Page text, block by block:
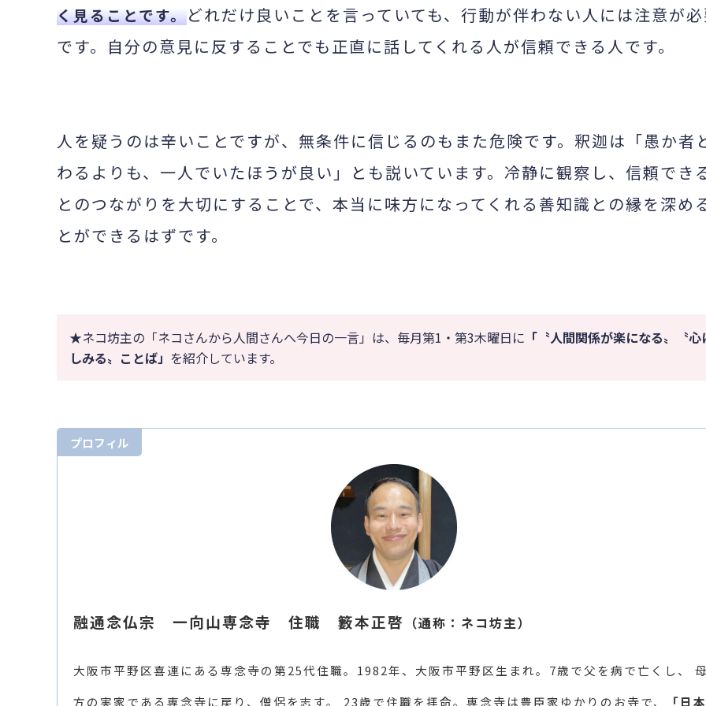
く見ることです。どれだけ良いことを言っていても、行動が伴わない人には注意が必
です。自分の意見に反することでも正直に話してくれる人が信頼できる人です。
人を疑うのは辛いことですが、無条件に信じるのもまた危険です。釈迦は「愚か者
わるよりも、一人でいたほうが良い」とも説いています。冷静に観察し、信頼でき
とのつながりを大切にすることで、本当に味方になってくれる善知識との縁を深め
とができるはずです。
★ネコ坊主の「ネコさんから人間さんへ今日の一言」は、毎月第1・第3木曜日に 「〝人間関係が楽になる〟〝心
しみる〟ことば」 を紹介しています。
プロフィル
融通念仏宗 一向山専念寺 住職 籔本正啓 （通称：ネコ坊主）
大阪市平野区喜連にある専念寺の第25代住職。1982年、大阪市平野区生まれ。7歳で父を病で亡くし、 母
方の実家である専念寺に戻り、僧侶を志す。 23歳で住職を拝命。専念寺は豊臣家ゆかりのお寺で、
「日本